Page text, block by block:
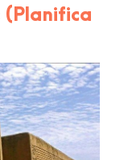
(Planifica